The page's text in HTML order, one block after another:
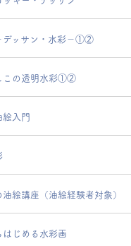
デッサン・水彩－①②
この透明水彩①②
絵入門
絵講座（油絵経験者対象）
はじめる水彩画